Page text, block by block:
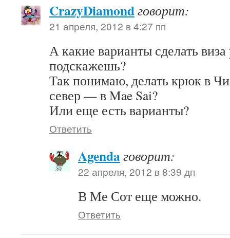
CrazyDiamondговорит:
21 апреля, 2012 в 4:27 пп
А какие варианты сделать
подскажешь?
Так понимаю, делать крюк в
север — в Mae Sai?
Или еще есть варианты?
Ответить
Agendaговорит:
22 апреля, 2012 в 8:39 дп
В Ме Сот еще можно.
Ответить